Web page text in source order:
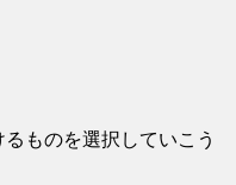
ものを選択していこう